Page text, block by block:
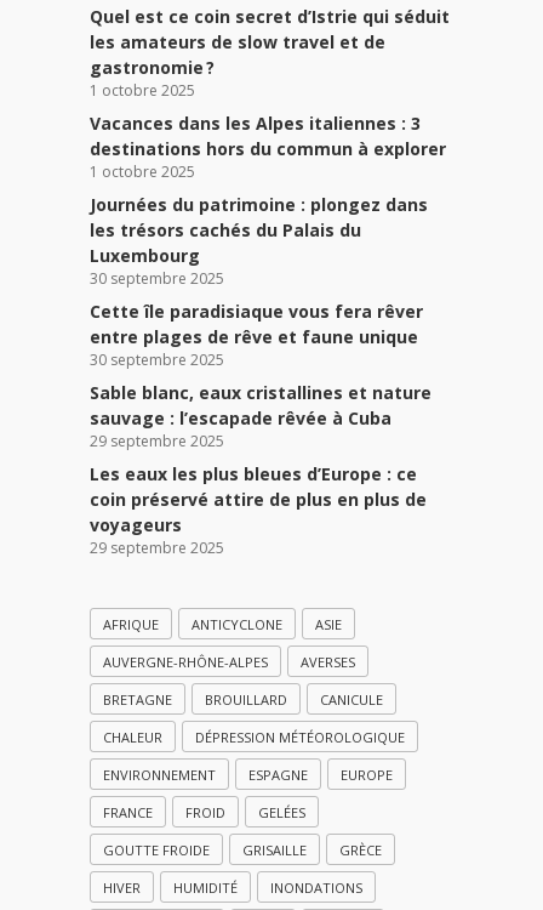
Quel est ce coin secret d’Istrie qui séduit
les amateurs de slow travel et de
gastronomie ?
1 octobre 2025
Vacances dans les Alpes italiennes : 3
destinations hors du commun à explorer
1 octobre 2025
Journées du patrimoine : plongez dans
les trésors cachés du Palais du
Luxembourg
30 septembre 2025
Cette île paradisiaque vous fera rêver
entre plages de rêve et faune unique
30 septembre 2025
Sable blanc, eaux cristallines et nature
sauvage : l’escapade rêvée à Cuba
29 septembre 2025
Les eaux les plus bleues d’Europe : ce
coin préservé attire de plus en plus de
voyageurs
29 septembre 2025
AFRIQUE ANTICYCLONE ASIE
AUVERGNE-RHÔNE-ALPES AVERSES
BRETAGNE BROUILLARD CANICULE
CHALEUR DÉPRESSION MÉTÉOROLOGIQUE
ENVIRONNEMENT ESPAGNE EUROPE
FRANCE FROID GELÉES
GOUTTE FROIDE GRISAILLE GRÈCE
HIVER HUMIDITÉ INONDATIONS